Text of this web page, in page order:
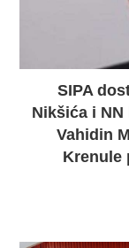
SIPA
Nikšića i NN
Vahidin
Krenule